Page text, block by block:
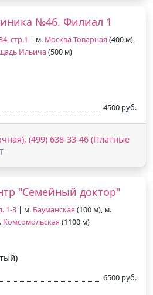
№46. Филиал 1
стр.1 | м. Москва Товарная (400 м),
Ильича (500 м)
4500 руб.
(499) 638-33-46 (Платные
"Семейный доктор"
1-3 | м. Бауманская (100 м), м.
Комсомольская (1100 м)
6500 руб.